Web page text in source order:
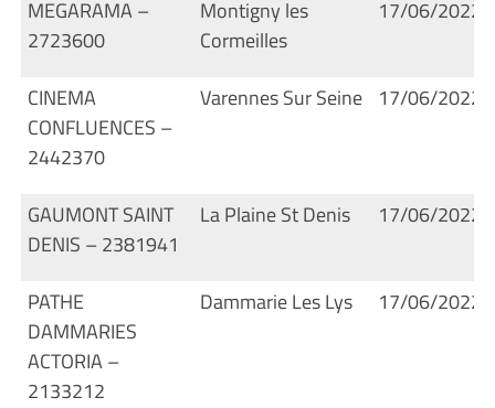
MEGARAMA –
2723600
Montigny les
Cormeilles
17/06/2022
CINEMA
CONFLUENCES –
2442370
Varennes Sur Seine 17/06/2022
GAUMONT SAINT
DENIS – 2381941
La Plaine St Denis 17/06/2022
PATHE
DAMMARIES
ACTORIA –
2133212
Dammarie Les Lys 17/06/2022